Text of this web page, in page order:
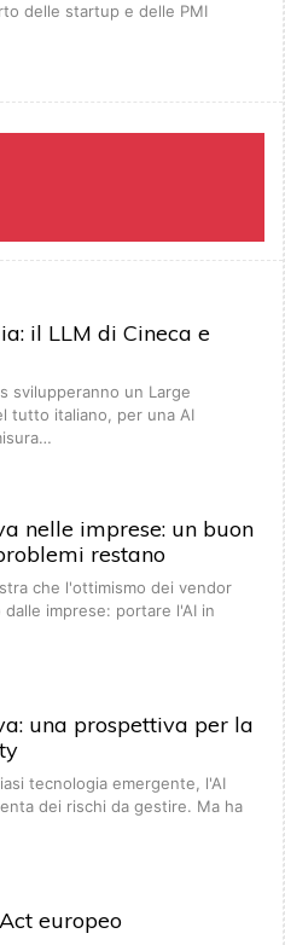
delle startup e delle PMI
il LLM di Cineca e
svilupperanno un Large
tutto italiano, per una AI
nelle imprese: un buon
restano
che l'ottimismo dei vendor
imprese: portare l'AI in
una prospettiva per la
tecnologia emergente, l'AI
dei rischi da gestire. Ma ha
europeo